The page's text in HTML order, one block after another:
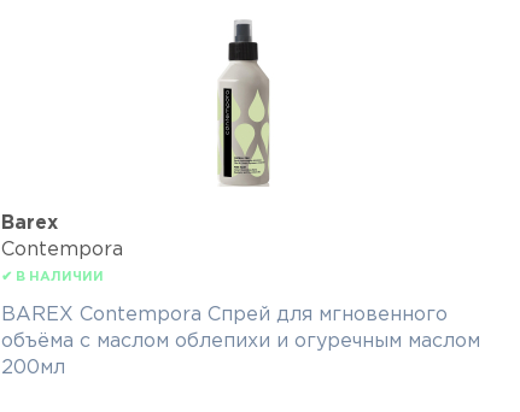
Barex
Contempora
✔ В НАЛИЧИИ
BAREX Contempora Спрей для мгновенного
объёма с маслом облепихи и огуречным маслом
200мл